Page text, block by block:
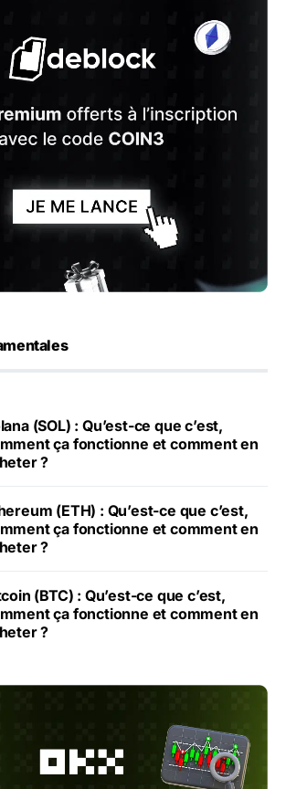
(SOL) : Qu’est-ce que c’est,
ça fonctionne et comment en
?
(ETH) : Qu’est-ce que c’est,
ça fonctionne et comment en
?
(BTC) : Qu’est-ce que c’est,
ça fonctionne et comment en
?